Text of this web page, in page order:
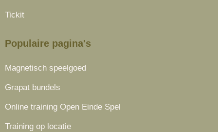
Tickit
Populaire pagina's
Magnetisch speelgoed
Grapat bundels
Online training Open Einde Spel
Training op locatie